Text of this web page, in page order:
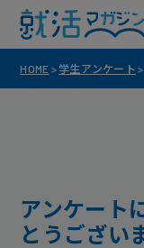
HOME > 学生アンケート >
アンケート
とうござい